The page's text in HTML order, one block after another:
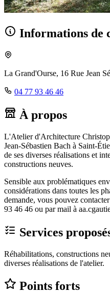
Informations de
La Grand'Ourse, 16 Rue Jean
04 77 93 46 46
À propos
L'Atelier d'Architecture
Jean-Sébastien Bach à Saint-
de ses diverses réalisations et
constructions neuves.
Sensible aux problématiques
considérations dans toutes les
demande, vous pouvez
93 46 46 ou par mail à
Services
Réhabilitations, constructions
diverses réalisations de l'atelier.
Points forts